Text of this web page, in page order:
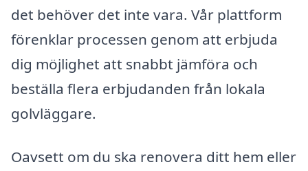
det behöver det inte vara. Vår plattform
förenklar processen genom att erbjuda
dig möjlighet att snabbt jämföra och
beställa flera erbjudanden från lokala
golvläggare.
Oavsett om du ska renovera ditt hem eller